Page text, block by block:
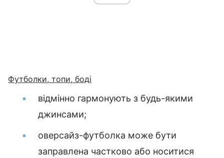
Футболки, топи, боді
відмінно гармонують з будь-якими
джинсами;
оверсайз-футболка може бути
заправлена частково або носитися